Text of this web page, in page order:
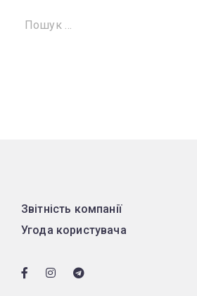
Звітність компанії
Угода користувача